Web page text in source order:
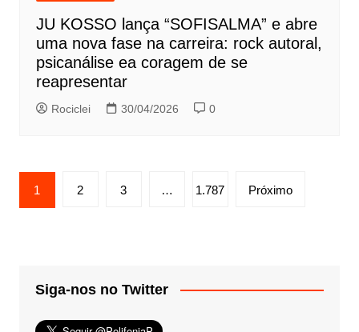
JU KOSSO lança “SOFISALMA” e abre
uma nova fase na carreira: rock autoral,
psicanálise ea coragem de se
reapresentar
Rociclei 30/04/2026 0
Paginação
de
1 2 3 … 1.787 Próximo
Siga-nos no Twitter